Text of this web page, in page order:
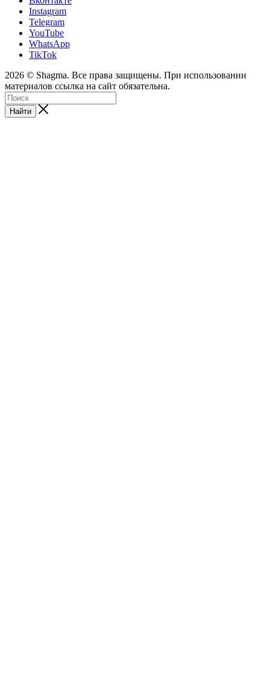
Instagram
Telegram
YouTube
WhatsApp
TikTok
2026 © Shagma. Все права защищены. При использовании
материалов ссылка на сайт обязательна.
Найти